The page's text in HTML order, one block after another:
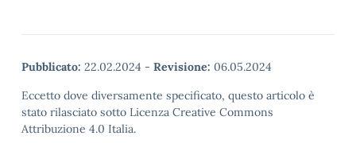
Pubblicato: 22.02.2024 - Revisione: 06.05.2024
Eccetto dove diversamente specificato, questo articolo è
stato rilasciato sotto Licenza Creative Commons
Attribuzione 4.0 Italia.